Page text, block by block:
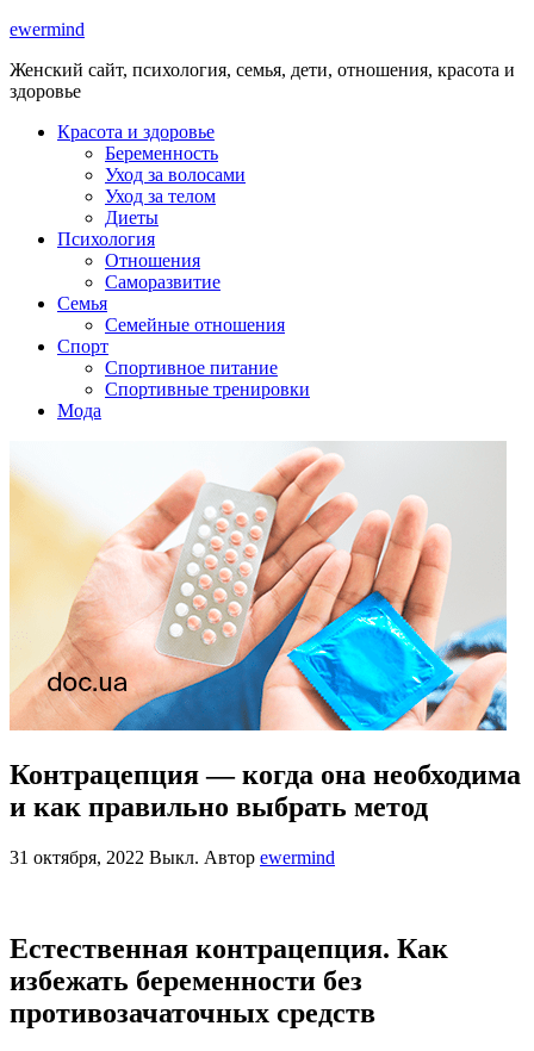
ewermind
Женский сайт, психология, семья, дети, отношения, красота и
здоровье
Красота и здоровье
Беременность
Уход за волосами
Уход за телом
Диеты
Психология
Отношения
Саморазвитие
Семья
Семейные отношения
Спорт
Спортивное питание
Спортивные тренировки
Мода
Контрацепция — когда она необходима
и как правильно выбрать метод
31 октября, 2022 Выкл. Автор ewermind
Естественная контрацепция. Как
избежать беременности без
противозачаточных средств